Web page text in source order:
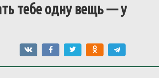
тебе одну вещь — у